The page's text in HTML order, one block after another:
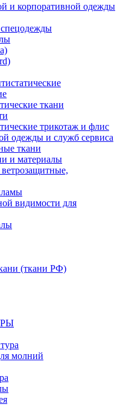
и корпоративной одежды
ткани
трикотаж и флис
одежды и служб сервиса
ткани
и материалы
видимости для
(ткани РФ)
молний